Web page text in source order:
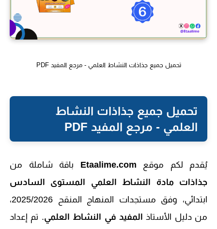
تحميل جميع جذاذات النشاط العلمي - مرجع المفيد PDF
تحميل جميع جذاذات النشاط
العلمي - مرجع المفيد PDF
يُقدم لكم موقع Etaalime.com باقة شاملة من
جذاذات مادة النشاط العلمي المستوى السادس
ابتدائي، وفق مستجدات المنهاج المنقح 2025/2026،
من دليل الأستاذ المفيد في النشاط العلمي. تم إعداد